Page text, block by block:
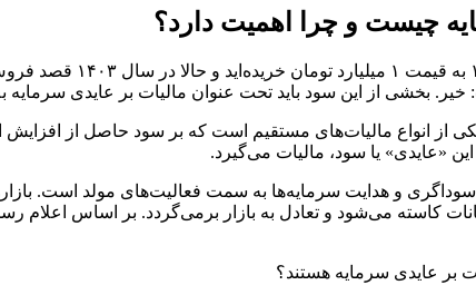
چیست و چرا اهمیت دارد؟
بخشی از این سود باید تحت عنوان مالیات بر عایدی سرمایه
از انواع مالیات‌های مستقیم است که بر سود حاصل از
این «عایدی» یا سود، مالیات می‌گیرد.
سوداگری و هدایت سرمایه‌ها به سمت فعالیت‌های مولد است.